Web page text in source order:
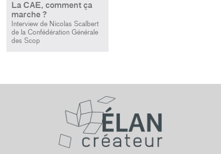
La CAE, comment ça
marche ?
Interview de Nicolas Scalbert
de la Confédération Générale
des Scop